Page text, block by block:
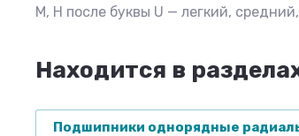
M, H после буквы U — легкий,
Находится в
Подшипники однорядные